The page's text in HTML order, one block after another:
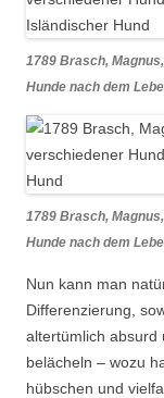
1789 Brasch,
Hunde nach dem
1789 Brasch,
Hunde nach dem
Nun kann man
Differenzierung,
altertümlich absurd
belächeln – wozu
hübschen und